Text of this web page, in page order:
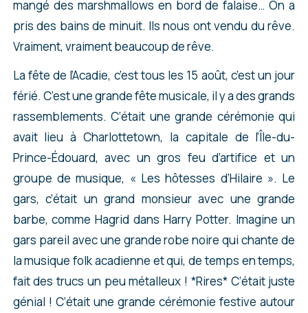
mangé des marshmallows en bord de falaise… On a
pris des bains de minuit. Ils nous ont vendu du rêve.
Vraiment, vraiment beaucoup de rêve.
La fête de l’Acadie, c’est tous les 15 août, c’est un jour
férié. C’est une grande fête musicale, il y a des grands
rassemblements. C’était une grande cérémonie qui
avait lieu à Charlottetown, la capitale de l’Île-du-
Prince-Édouard, avec un gros feu d’artifice et un
groupe de musique, « Les hôtesses d’Hilaire ». Le
gars, c’était un grand monsieur avec une grande
barbe, comme Hagrid dans Harry Potter. Imagine un
gars pareil avec une grande robe noire qui chante de
la musique folk acadienne et qui, de temps en temps,
fait des trucs un peu métalleux ! *Rires* C’était juste
génial ! C’était une grande cérémonie festive autour